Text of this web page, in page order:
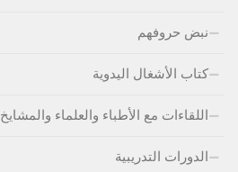
نبض حروفهم
كتاب الأشغال اليدوية
اللقاءات مع الأطباء والعلماء والمشايخ
الدورات التدريبية